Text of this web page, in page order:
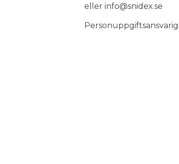
eller info@snidex.se
Personuppgiftsansvarig